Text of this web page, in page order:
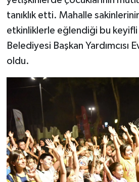
tanıklık etti. Mahalle
etkinliklerle eğlendiği bu
Belediyesi Başkan Yardımcısı
oldu.